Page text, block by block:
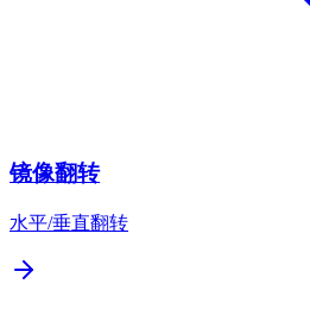
镜像翻转
水平/垂直翻转